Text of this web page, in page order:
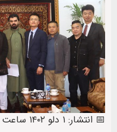
📅 انتشار: ۱ دلو ۱۴۰۲ ساعت ۱۳:۲۲